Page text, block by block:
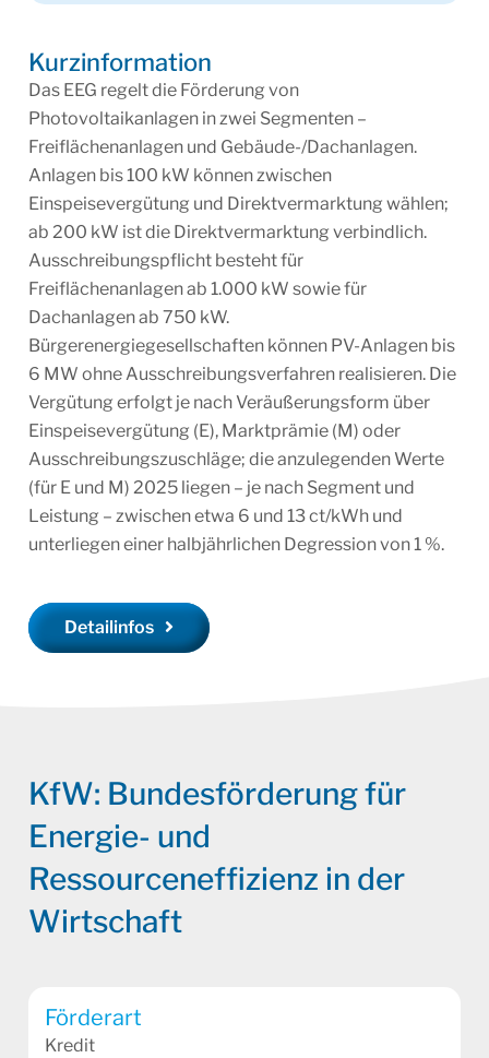
Kurzinformation
Das EEG regelt die Förderung von
Photovoltaikanlagen in zwei Segmenten –
Freiflächenanlagen und Gebäude-/Dachanlagen.
Anlagen bis 100 kW können zwischen
Einspeisevergütung und Direktvermarktung wählen;
ab 200 kW ist die Direktvermarktung verbindlich.
Ausschreibungspflicht besteht für
Freiflächenanlagen ab 1.000 kW sowie für
Dachanlagen ab 750 kW.
Bürgerenergiegesellschaften können PV-Anlagen bis
6 MW ohne Ausschreibungsverfahren realisieren. Die
Vergütung erfolgt je nach Veräußerungsform über
Einspeisevergütung (E), Marktprämie (M) oder
Ausschreibungszuschläge; die anzulegenden Werte
(für E und M) 2025 liegen – je nach Segment und
Leistung – zwischen etwa 6 und 13 ct/kWh und
unterliegen einer halbjährlichen Degression von 1 %.
Detailinfos
KfW: Bundesförderung für
Energie- und
Ressourceneffizienz in der
Wirtschaft
Förderart
Kredit